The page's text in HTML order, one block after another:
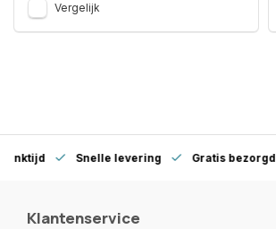
Vergelijk
Snelle levering Gratis bezorgd
Klantenservice